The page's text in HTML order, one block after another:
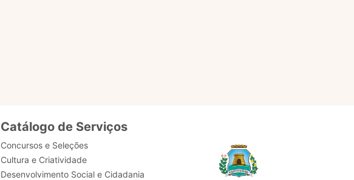
Catálogo de Serviços
Concursos e Seleções
Cultura e Criatividade
Desenvolvimento Social e Cidadania